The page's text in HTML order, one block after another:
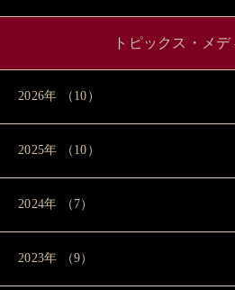
トピックス・メデ
2026年 （10）
2025年 （10）
2024年 （7）
2023年 （9）